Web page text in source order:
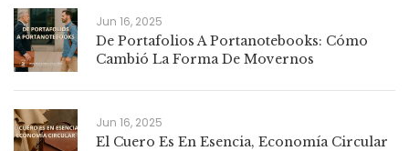
Jun 16, 2025
De Portafolios A Portanotebooks: Cómo
Cambió La Forma De Movernos
Jun 16, 2025
El Cuero Es En Esencia, Economía Circular